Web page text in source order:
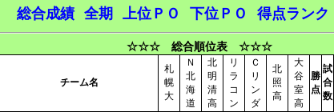
総合成績 全期 上位ＰＯ 下位ＰＯ 得点ランク
☆☆☆ 総合順位表 ☆☆☆
チーム名
札
幌
大
Ｎ
北
海
道
北
明
清
高
リ
ラ
コ
ン
Ｃ
リ
ン
ダ
北
照
高
大
谷
室
高
勝
点
試
合
数